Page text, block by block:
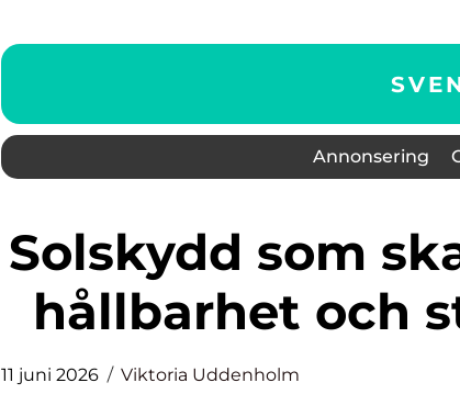
Annonsering
Solskydd som skapar komfort,
hållbarhet och
11 juni 2026 Viktoria Uddenholm